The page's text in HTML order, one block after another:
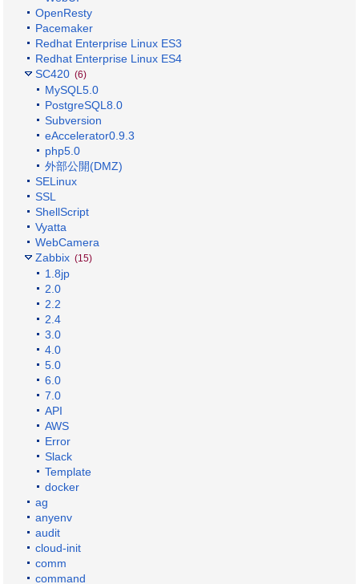
OpenResty
Pacemaker
Redhat Enterprise Linux ES3
Redhat Enterprise Linux ES4
SC420 (6)
MySQL5.0
PostgreSQL8.0
Subversion
eAccelerator0.9.3
php5.0
外部公開(DMZ)
SELinux
SSL
ShellScript
Vyatta
WebCamera
Zabbix (15)
1.8jp
2.0
2.2
2.4
3.0
4.0
5.0
6.0
7.0
API
AWS
Error
Slack
Template
docker
ag
anyenv
audit
cloud-init
comm
command